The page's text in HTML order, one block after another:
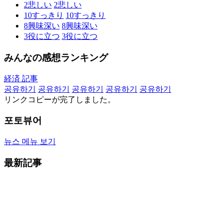
2悲しい 2悲しい
10すっきり 10すっきり
8興味深い 8興味深い
3役に立つ 3役に立つ
みんなの感想ランキング
経済 記事
공유하기
공유하기 공유하기 공유하기
공유하기
リンクコピーが完了しました。
포토뷰어
뉴스 메뉴 보기
最新記事